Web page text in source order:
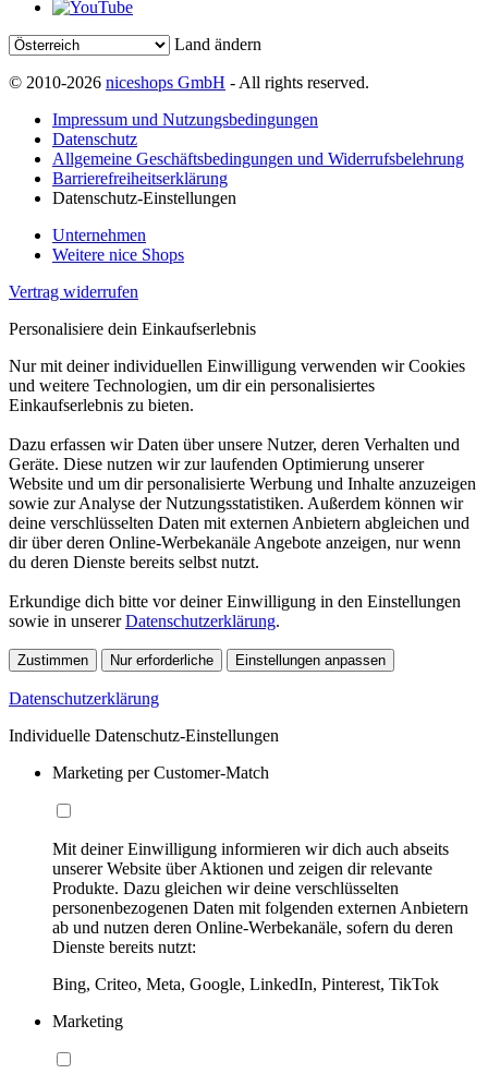
Land ändern
© 2010-2026 niceshops GmbH - All rights reserved.
Impressum und Nutzungsbedingungen
Datenschutz
Allgemeine Geschäftsbedingungen und Widerrufsbelehrung
Barrierefreiheitserklärung
Datenschutz-Einstellungen
Unternehmen
Weitere nice Shops
Vertrag widerrufen
Personalisiere dein Einkaufserlebnis
Nur mit deiner individuellen Einwilligung verwenden wir Cookies
und weitere Technologien, um dir ein personalisiertes
Einkaufserlebnis zu bieten.
Dazu erfassen wir Daten über unsere Nutzer, deren Verhalten und
Geräte. Diese nutzen wir zur laufenden Optimierung unserer
Website und um dir personalisierte Werbung und Inhalte anzuzeigen
sowie zur Analyse der Nutzungsstatistiken. Außerdem können wir
deine verschlüsselten Daten mit externen Anbietern abgleichen und
dir über deren Online-Werbekanäle Angebote anzeigen, nur wenn
du deren Dienste bereits selbst nutzt.
Erkundige dich bitte vor deiner Einwilligung in den Einstellungen
sowie in unsererDatenschutzerklärung.
Zustimmen Nur erforderliche Einstellungen anpassen
Datenschutzerklärung
Individuelle Datenschutz-Einstellungen
Marketing per Customer-Match
Mit deiner Einwilligung informieren wir dich auch abseits
unserer Website über Aktionen und zeigen dir relevante
Produkte. Dazu gleichen wir deine verschlüsselten
personenbezogenen Daten mit folgenden externen Anbietern
ab und nutzen deren Online-Werbekanäle, sofern du deren
Dienste bereits nutzt:
Bing, Criteo, Meta, Google, LinkedIn, Pinterest, TikTok
Marketing